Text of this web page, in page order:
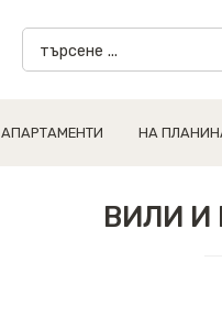
АПАРТАМЕНТИ НА
ВИЛИ И